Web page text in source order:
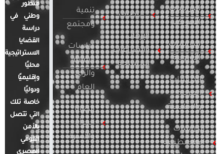
الدراسات
الأمريكية
الدراسات
الأوروبية
الدراسات
العربية
والإقليمية
الدراسات
الفلسطينية
التطرف
الإرهاب
والصراعات
المسلحة
تنمية
ومجتمع
دراسات
الإعلام
والرأي
العام
قضايا
المرأة
والأسرة
منظور
وطني في
دراسة
القضايا
الاستراتيجية
محليًا
وإقليميًا
ودوليًا
خاصة تلك
التي تتصل
بالأمن
القومي
المصري